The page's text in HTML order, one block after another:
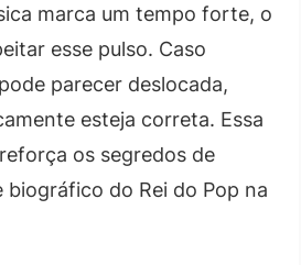
marca um tempo forte, o
esse pulso. Caso
parecer deslocada,
esteja correta. Essa
os segredos de
do Rei do Pop na